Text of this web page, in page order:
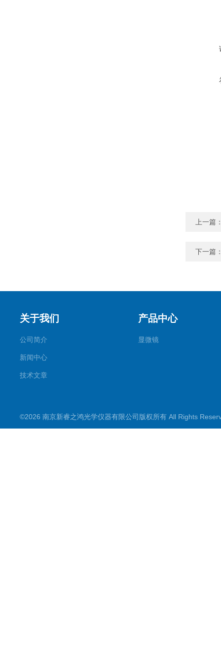
上一篇
下一篇
关于我们
公司简介
新闻中心
技术文章
产品中心
显微镜
©2026 南京新睿之鸿光学仪器有限公司版权所有 All Rights